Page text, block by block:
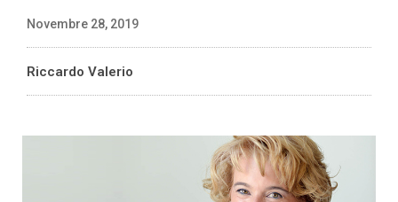
Novembre 28, 2019
Riccardo Valerio